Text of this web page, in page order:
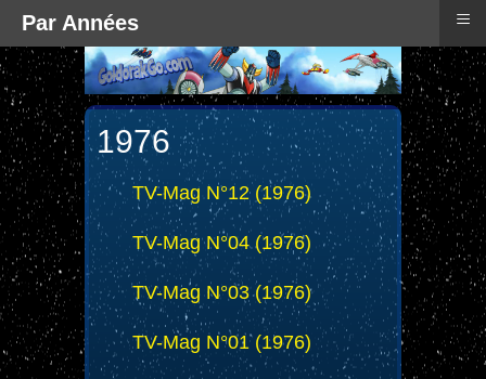
1976
TV-Mag N°12 (1976)
TV-Mag N°04 (1976)
TV-Mag N°03 (1976)
TV-Mag N°01 (1976)
Par Années ≡